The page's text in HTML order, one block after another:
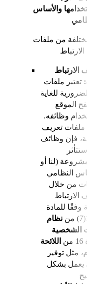
والأساس
مختلفة من ملفات
الارتباط
تعتبر ملفات
للغاية
الموقع
وظائفه.
ملفات تعريف
فإن وظائف
(لنا أو
النظامي
من خلال
الارتباط
وفقًا للمادة
نظام
الشخصية
من
اللائحة
، مثل توفير
يعمل بشكل